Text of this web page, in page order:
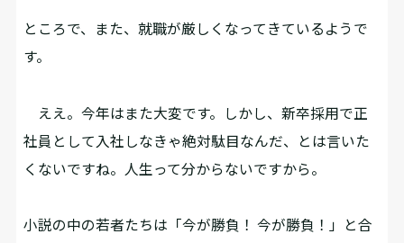
――ところで、また、就職が厳しくなってきているようで
す。
ええ。今年はまた大変です。しかし、新卒採用で正
社員として入社しなきゃ絶対駄目なんだ、とは言いた
くないですね。人生って分からないですから。
――小説の中の若者たちは「今が勝負！ 今が勝負！」と合